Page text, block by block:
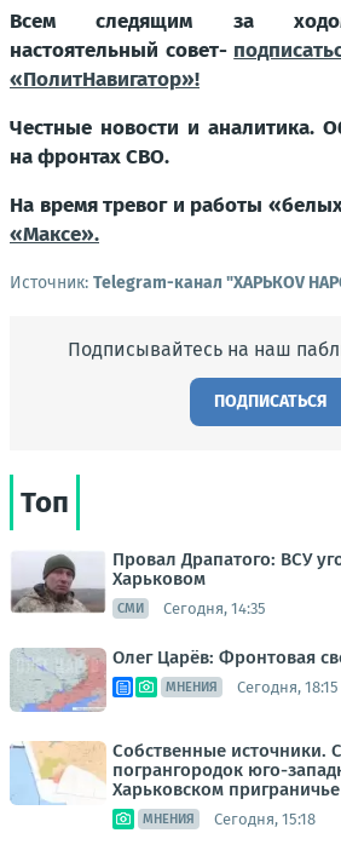
Всем следящим за
настоятельный совет-
«ПолитНавигатор»!
Честные новости и аналитика.
на фронтах СВО.
На время тревог и работы
«Максе».
Источник: Telegram-канал "ХАРЬКОV
Подписывайтесь на наш
ПОДПИСАТЬСЯ
Топ
Провал Драпатого: ВСУ
Харьковом
СМИ Сегодня, 14:35
Олег Царёв: Фронтовая
МНЕНИЯ Сегодня, 18:15
Собственные источники.
погрангородок юго-
Харьковском приграничье
МНЕНИЯ Сегодня, 15:18